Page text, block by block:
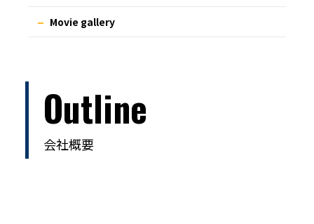
Movie gallery
Outline
会社概要